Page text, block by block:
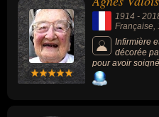
1914 -
Française
Infirmière
décorée
pour avoir
Seconde
débarquement